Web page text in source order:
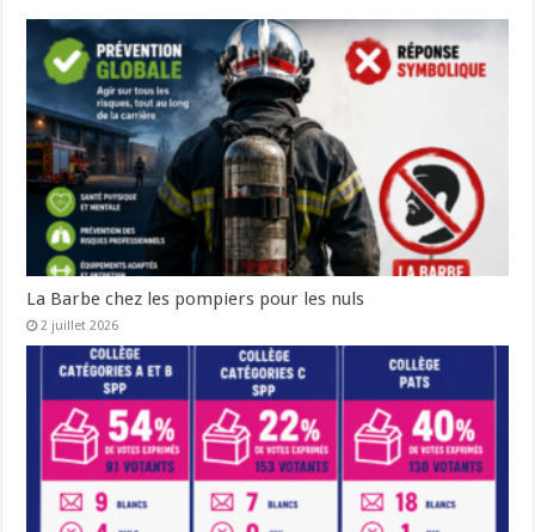
La Barbe chez les pompiers pour les nuls
2 juillet 2026